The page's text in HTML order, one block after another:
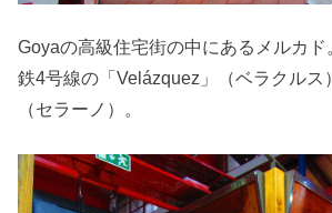
Goyaの高級住宅街の中にあるメルカ
鉄4号線の「Velázquez」（ベラクルス
（セラーノ）。